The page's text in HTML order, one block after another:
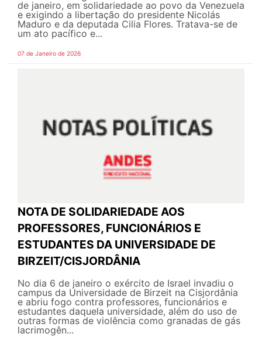
de janeiro, em solidariedade ao povo da Venezuela
e exigindo a libertação do presidente Nicolás
Maduro e da deputada Cilia Flores. Tratava-se de
um ato pacífico e...
07 de Janeiro de 2026
NOTA DE SOLIDARIEDADE AOS
PROFESSORES, FUNCIONÁRIOS E
ESTUDANTES DA UNIVERSIDADE DE
BIRZEIT/CISJORDÂNIA
No dia 6 de janeiro o exército de Israel invadiu o
campus da Universidade de Birzeit na Cisjordânia
e abriu fogo contra professores, funcionários e
estudantes daquela universidade, além do uso de
outras formas de violência como granadas de gás
lacrimogên...